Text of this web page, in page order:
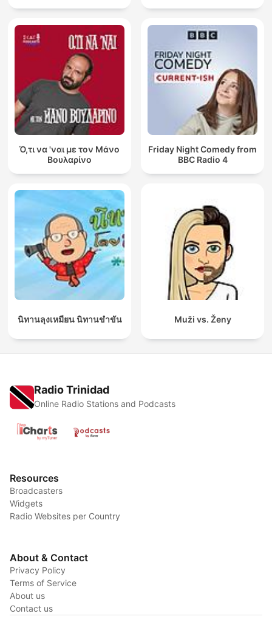
Ό,τι να 'ναι με τον Μάνο
Βουλαρίνο
Friday Night Comedy from
BBC Radio 4
นิทานลุงเหมียน นิทานขำขัน Muži vs. Ženy
Radio Trinidad
Online Radio Stations and Podcasts
Resources
Broadcasters
Widgets
Radio Websites per Country
About & Contact
Privacy Policy
Terms of Service
About us
Contact us